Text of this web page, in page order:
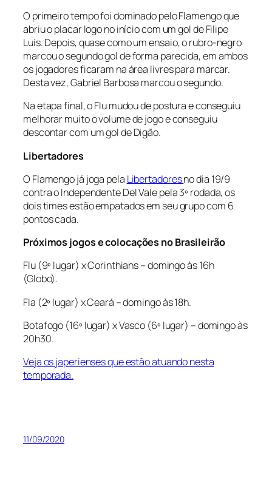
O primeiro tempo foi dominado pelo Flamengo que
abriu o placar logo no início com um gol de Filipe
Luis. Depois, quase como um ensaio, o rubro-negro
marcou o segundo gol de forma parecida, em ambos
os jogadores ficaram na área livres para marcar.
Desta vez, Gabriel Barbosa marcou o segundo.
Na etapa final, o Flu mudou de postura e conseguiu
melhorar muito o volume de jogo e conseguiu
descontar com um gol de Digão.
Libertadores
O Flamengo já joga pela Libertadoresno dia 19/9
contra o Independente Del Vale pela 3º rodada, os
dois times estão empatados em seu grupo com 6
pontos cada.
Próximos jogos e colocações no Brasileirão
Flu (9º lugar) x Corinthians – domingo às 16h
(Globo).
Fla (2º lugar) x Ceará – domingo às 18h.
Botafogo (16º lugar) x Vasco (6º lugar) – domingo às
20h30.
Veja os japerienses que estão atuando nesta
temporada.
11/09/2020